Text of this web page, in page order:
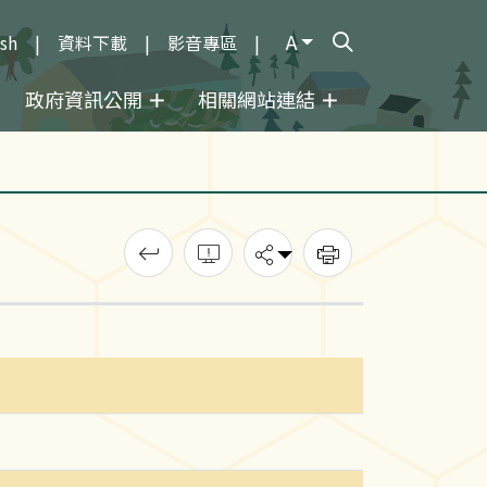
資料下載 影音專區 A
打開搜尋輸入框
政府資訊公開 相關網站連結
回上一頁錯誤回報
分享 列印